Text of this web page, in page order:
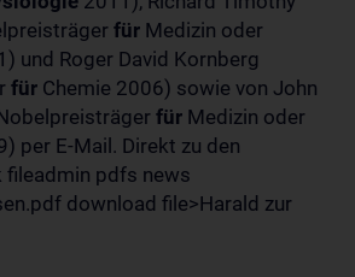
für Medizin oder
und Roger David Kornberg
für Chemie 2006) sowie von John
für Medizin oder
per E-Mail. Direkt zu den
fileadmin pdfs news
download file>Harald zur